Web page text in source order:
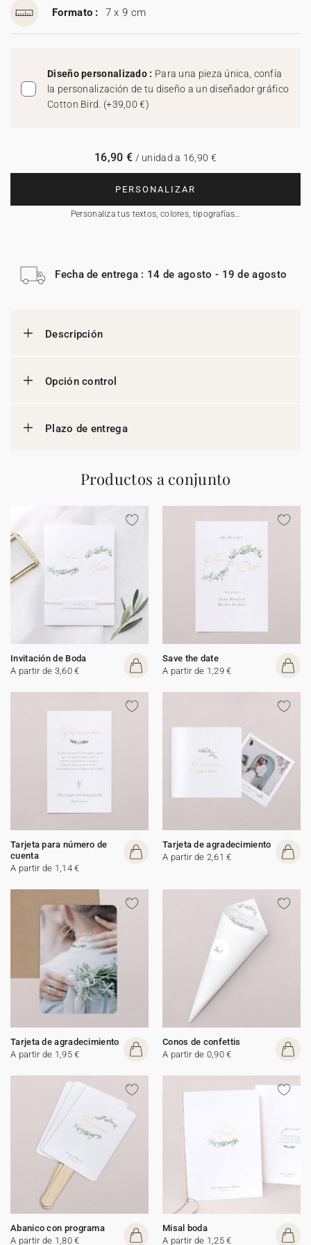
Formato : 7 x 9 cm
Diseño personalizado : Para una pieza única, confía
la personalización de tu diseño a un diseñador gráfico
Cotton Bird. (+39,00 €)
PERSONALIZAR
Personaliza tus textos, colores, tipografías…
16,90 € / unidad a 16,90 €
Fecha de entrega : 14 de agosto - 19 de agosto
Descripción
Opción control
Plazo de entrega
Productos a conjunto
Invitación de Boda
A partir de 3,60 €
Save the date
A partir de 1,29 €
Tarjeta para número de
cuenta
A partir de 1,14 €
Tarjeta de agradecimiento
A partir de 2,61 €
Tarjeta de agradecimiento
A partir de 1,95 €
Conos de confettis
A partir de 0,90 €
Abanico con programa
A partir de 1,80 €
Misal boda
A partir de 1,25 €